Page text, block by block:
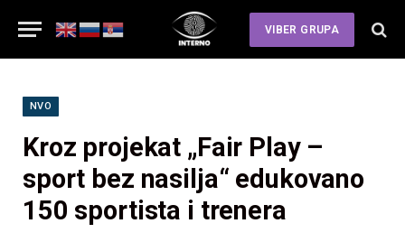
VIBER GRUPA
NVO
Kroz projekat „Fair Play –
sport bez nasilja“ edukovano
150 sportista i trenera